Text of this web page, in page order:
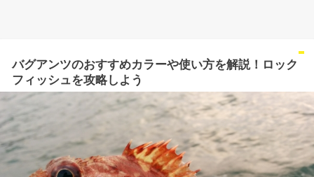
バグアンツのおすすめカラーや使い方を解説！ロック
フィッシュを攻略しよう